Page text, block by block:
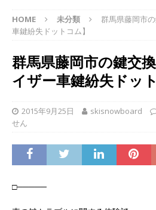
HOME 未分類
群馬県藤岡市
車鍵紛失ドットコム】
群馬県藤岡市の鍵交
イザー車鍵紛失ドッ
2015年9月25日 skisnowboard
せん
□─────